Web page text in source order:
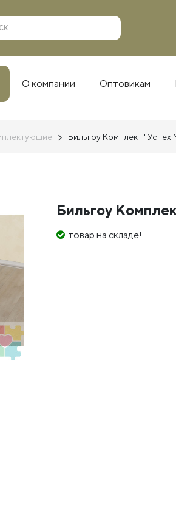
О компании Оптовикам
Бильгоу Комплект "Успех
Бильгоу
товар на складе!